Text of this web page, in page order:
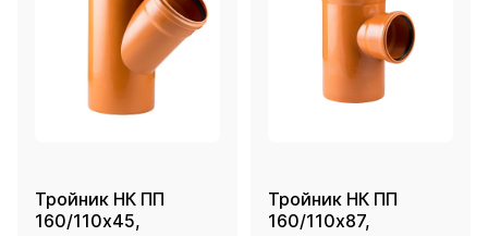
Тройник НК ПП
160/110х45,
Тройник НК ПП
160/110х87,